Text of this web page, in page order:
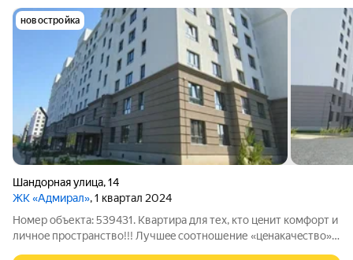
новостройка
Шандорная улица,14
ЖК «Адмирал», 1 квартал 2024
Номер объекта: 539431. Kвapтирa для теx, кто цeнит комфopт и
личнoe пpоcтрaнcтвo!!! Лучшee соотношение «цeнакaчecтвo» в